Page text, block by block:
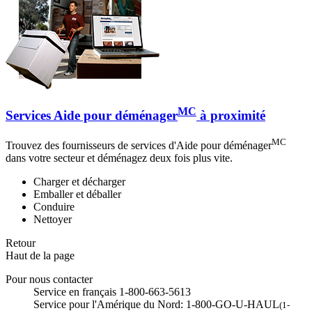
Services Aide pour déménagerMC à proximité
Trouvez des fournisseurs de services d'Aide pour déménagerMC
dans votre secteur et déménagez deux fois plus vite.
Charger et décharger
Emballer et déballer
Conduire
Nettoyer
Retour
Haut de la page
Pour nous contacter
Service en français 1-800-663-5613
Service pour l'Amérique du Nord: 1-800-GO-U-HAUL(1-